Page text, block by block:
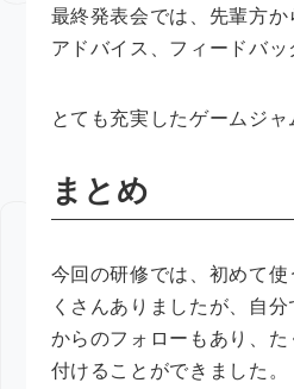
最終発表会では、先輩方
アドバイス、フィードバッ
とても充実したゲームジャ
まとめ
今回の研修では、初めて使
くさんありましたが、自
からのフォローもあり、た
付けることができました。